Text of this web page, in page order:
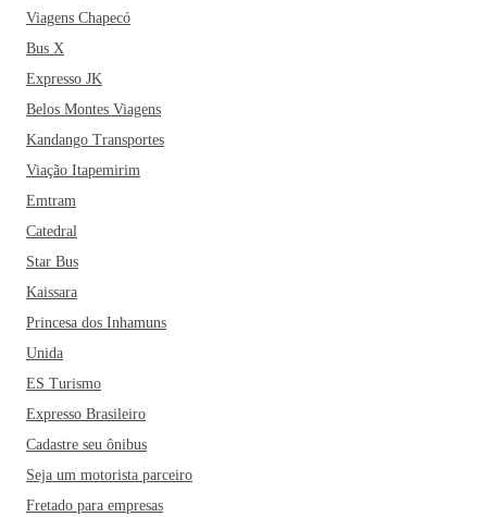
Viagens Chapecó
Bus X
Expresso JK
Belos Montes Viagens
Kandango Transportes
Viação Itapemirim
Emtram
Catedral
Star Bus
Kaissara
Princesa dos Inhamuns
Unida
ES Turismo
Expresso Brasileiro
Cadastre seu ônibus
Seja um motorista parceiro
Fretado para empresas